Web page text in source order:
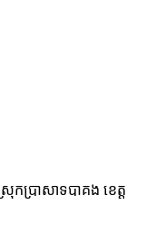
ប្រាសាទបាគង ខេត្ត